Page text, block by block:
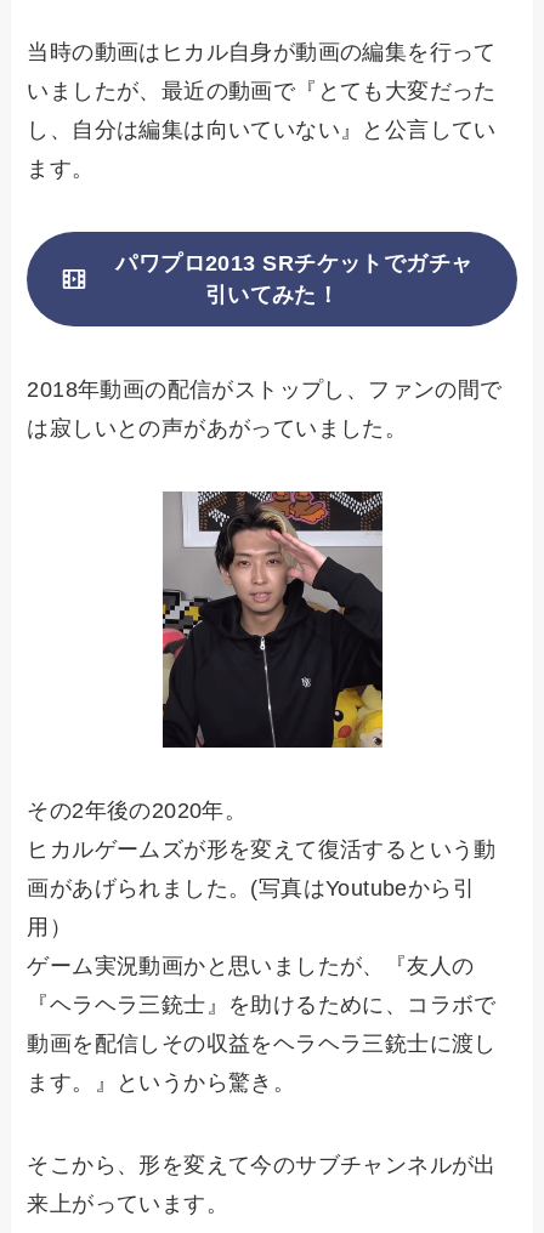
当時の動画はヒカル自身が動画の編集を行って
いましたが、最近の動画で『とても大変だった
し、自分は編集は向いていない』と公言してい
ます。
パワプロ2013 SRチケットでガチャ
引いてみた！
2018年動画の配信がストップし、ファンの間で
は寂しいとの声があがっていました。
その2年後の2020年。
ヒカルゲームズが形を変えて復活するという動
画があげられました。(写真はYoutubeから引
用）
ゲーム実況動画かと思いましたが、『友人の
『ヘラヘラ三銃士』を助けるために、コラボで
動画を配信しその収益をヘラヘラ三銃士に渡し
ます。』というから驚き。
そこから、形を変えて今のサブチャンネルが出
来上がっています。